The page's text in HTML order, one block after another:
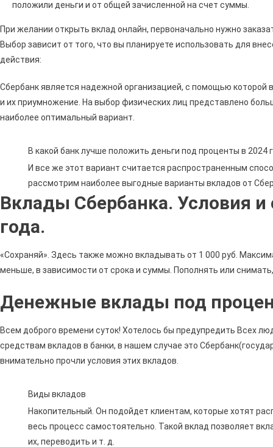
положили деньги и от общей зачисленной на счет суммы.
При желании открыть вклад онлайн, первоначально нужно
Выбор зависит от того, что вы планируете использовать для
действия:
Сбербанк является надежной организацией, с помощью
и их приумножение. На выбор физических лиц представлено
наиболее оптимальный вариант.
В какой банк лучше положить деньги под проценты в
И все же этот вариант считается распространенным
рассмотрим наиболее выгодные варианты вкладов от
Вклады Сбербанка. Условия и
года.
«Сохраняй». Здесь также можно вкладывать от 1 000 руб.
меньше, в зависимости от срока и суммы. Пополнять или
Денежные вклады под
Всем доброго времени суток! Хотелось бы предупредить Всех
средствам вкладов в банки, в нашем случае это
внимательно прочли условия этих вкладов.
Виды вкладов
Накопительный. Он подойдет клиентам, которые хотят
весь процесс самостоятельно. Такой вклад позволяет
их, переводить и т. д.